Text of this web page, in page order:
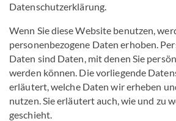
Datenschutzerklärung.
Wenn Sie diese Website benutzen,
personenbezogene Daten erhoben.
Daten sind Daten, mit denen Sie
werden können. Die vorliegende
erläutert, welche Daten wir erheben
nutzen. Sie erläutert auch, wie und zu
geschieht.